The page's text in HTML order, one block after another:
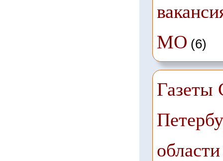
МО (6)
Газеты
области